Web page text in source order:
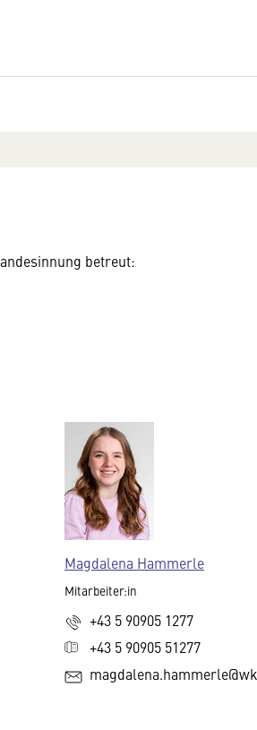
betreut:
Magdalena Hammerle
Mitarbeiter:in
+43 5 90905 1277
+43 5 90905 51277